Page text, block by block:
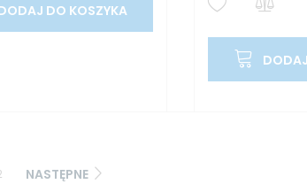
DO KOSZYKA
NASTĘPNE